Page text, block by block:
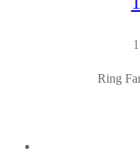
Ring